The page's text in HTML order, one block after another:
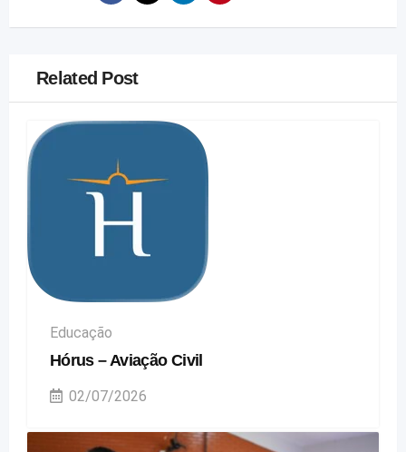
Related Post
Educação
Hórus – Aviação Civil
02/07/2026